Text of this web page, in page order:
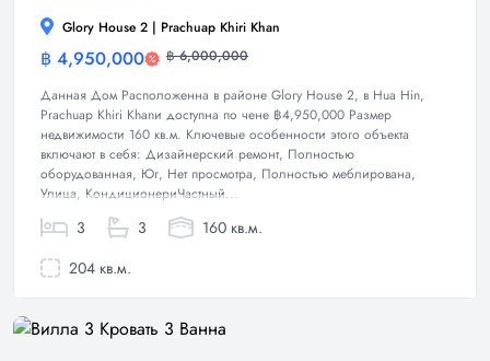
Glory House 2 | Prachuap Khiri Khan
฿ 4,950,000 ฿ 6,000,000
Данная Дом Расположенна в районе Glory House 2, в Hua Hin,
Prachuap Khiri Khanи доступна по чене ฿4,950,000 Размер
недвижимости 160 кв.м. Ключевые особенности этого объекта
включают в себя: Дизайнерский ремонт, Полностью
оборудованная, Юг, Нет просмотра, Полностью меблирована,
Улица, КондиционериЧастный...
3 3
160 кв.м.
204 кв.м.